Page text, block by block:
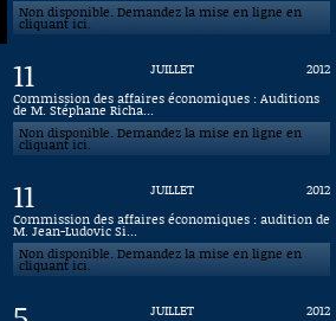
Autres
Non disponible. Demandez la mise en ligne en
cliquant ici.
11 JUILLET
2012
Commission des affaires économiques : Auditions
de M. Stéphane Richa...
Non disponible. Demandez la mise en ligne en
cliquant ici.
11 JUILLET
2012
Commission des affaires économiques : audition de
M. Jean-Ludovic Si...
Non disponible. Demandez la mise en ligne en
cliquant ici.
JUILLET
2012